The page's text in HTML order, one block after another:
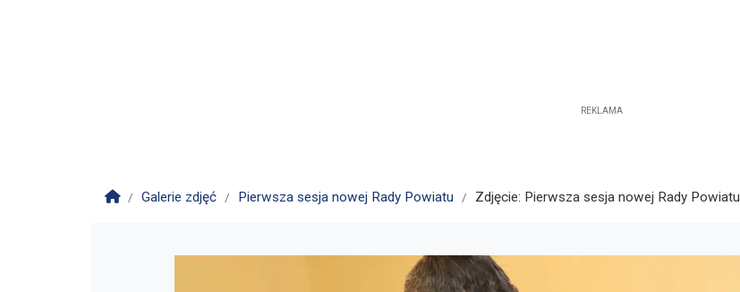
REKLAMA
Strona główna
Galerie zdjęć Pierwsza sesja nowej Rady Powiatu Zdjęcie: Pierwsza sesja nowej Rady Powiatu